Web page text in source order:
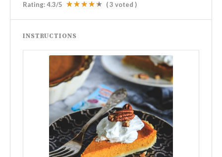
Rating:4.3/5 (3 voted )
INSTRUCTIONS